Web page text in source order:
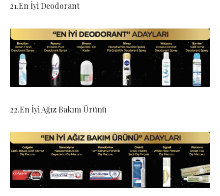
21.En İyi Deodorant
22.En İyi Ağız Bakım Ürünü